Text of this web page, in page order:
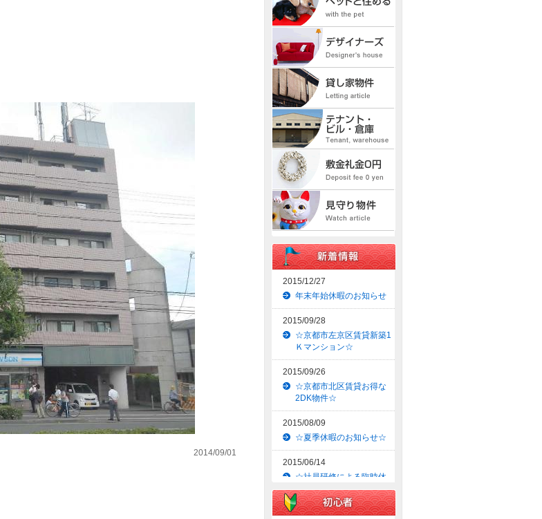
2014/09/01
2015/12/27
年末年始休暇のお知らせ
2015/09/28
☆京都市左京区賃貸新築1
Ｋマンション☆
2015/09/26
☆京都市北区賃貸お得な
2DK物件☆
2015/08/09
☆夏季休暇のお知らせ☆
2015/06/14
☆社員研修による臨時休
業のお知らせ☆
2015/06/09